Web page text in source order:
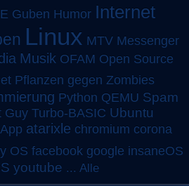
Guben Humor Internet
Linux MTV Messenger
Musik OFAM Open Source
Pflanzen gegen Zombies
Python QEMU Spam
Guy Turbo-BASIC Ubuntu
atarixle chromium corona
OS facebook google insaneOS
youtube ... Alle